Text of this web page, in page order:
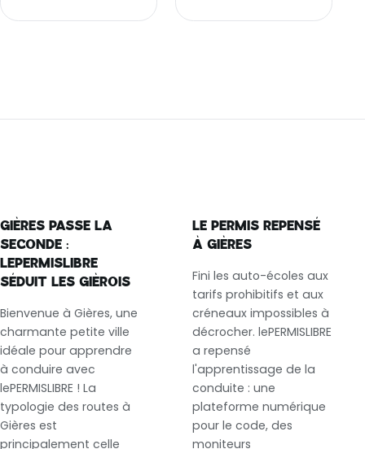
GIÈRES PASSE LA
SECONDE :
LEPERMISLIBRE
SÉDUIT LES GIÈROIS
Bienvenue à Gières, une
charmante petite ville
idéale pour apprendre
à conduire avec
lePERMISLIBRE ! La
typologie des routes à
Gières est
principalement celle
LE PERMIS REPENSÉ
À GIÈRES
Fini les auto-écoles aux
tarifs prohibitifs et aux
créneaux impossibles à
décrocher. lePERMISLIBRE
a repensé
l'apprentissage de la
conduite : une
plateforme numérique
pour le code, des
moniteurs